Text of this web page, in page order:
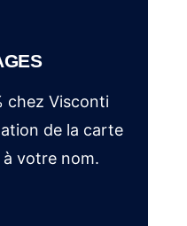
chez Visconti
de la carte
votre nom.